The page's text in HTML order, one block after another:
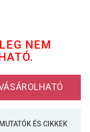
NEM
ÉS CIKKEK